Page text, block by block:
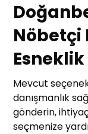
Nöbetçi
Esneklik
Mevcut
danışmanlık
gönderin,
seçmenize